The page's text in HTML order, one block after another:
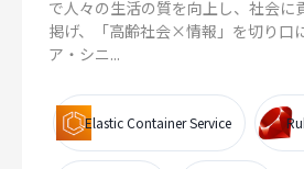
で人々の生活の質を向上し、社会
掲げ、「高齢社会×情報」を切り口
ア・シニ...
Elastic Container Service